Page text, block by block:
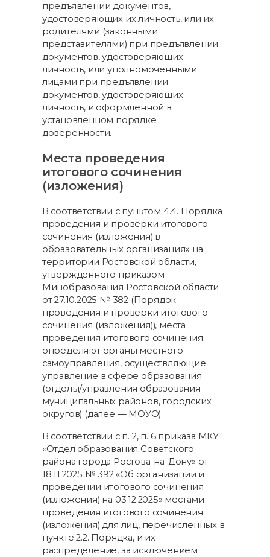
предъявлении документов,
удостоверяющих их личность, или их
родителями (законными
представителями) при предъявлении
документов, удостоверяющих
личность, или уполномоченными
лицами при предъявлении
документов, удостоверяющих
личность, и оформленной в
установленном порядке
доверенности.
Места проведения
итогового сочинения
(изложения)
В соответствии с пунктом 4.4. Порядка
проведения и проверки итогового
сочинения (изложения) в
образовательных организациях на
территории Ростовской области,
утвержденного приказом
Минобразования Ростовской области
от 27.10.2025 № 382 (Порядок
проведения и проверки итогового
сочинения (изложения)), места
проведения итогового сочинения
определяют органы местного
самоуправления, осуществляющие
управление в сфере образования
(отделы/управления образования
муниципальных районов, городских
округов) (далее — МОУО).
В соответствии с п. 2, п. 6 приказа МКУ
«Отдел образования Советского
района города Ростова-на-Дону» от
18.11.2025 № 392 «Об организации и
проведении итогового сочинения
(изложения) на 03.12.2025» местами
проведения итогового сочинения
(изложения) для лиц, перечисленных в
пункте 2.2. Порядка, и их
распределение, за исключением